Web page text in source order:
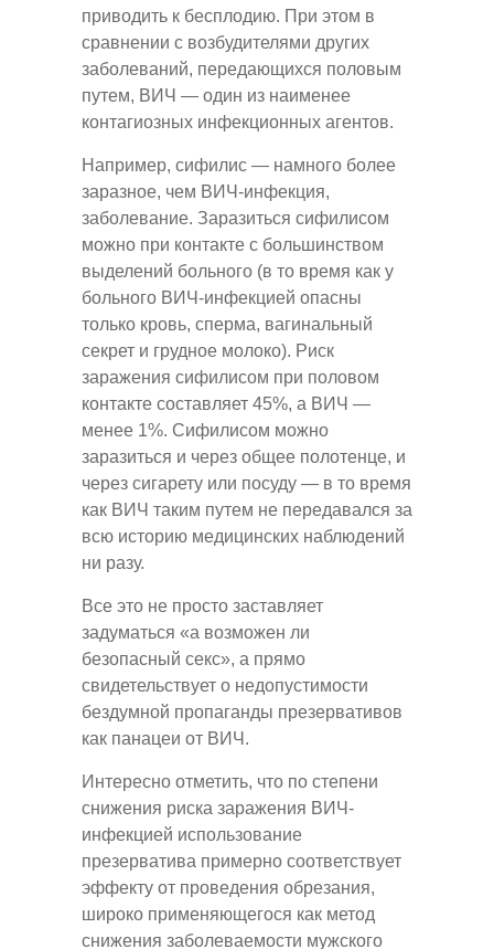
приводить к бесплодию. При этом в
сравнении с возбудителями других
заболеваний, передающихся половым
путем, ВИЧ — один из наименее
контагиозных инфекционных агентов.
Например, сифилис — намного более
заразное, чем ВИЧ-инфекция,
заболевание. Заразиться сифилисом
можно при контакте с большинством
выделений больного (в то время как у
больного ВИЧ-инфекцией опасны
только кровь, сперма, вагинальный
секрет и грудное молоко). Риск
заражения сифилисом при половом
контакте составляет 45%, а ВИЧ —
менее 1%. Сифилисом можно
заразиться и через общее полотенце, и
через сигарету или посуду — в то время
как ВИЧ таким путем не передавался за
всю историю медицинских наблюдений
ни разу.
Все это не просто заставляет
задуматься «а возможен ли
безопасный секс», а прямо
свидетельствует о недопустимости
бездумной пропаганды презервативов
как панацеи от ВИЧ.
Интересно отметить, что по степени
снижения риска заражения ВИЧ-
инфекцией использование
презерватива примерно соответствует
эффекту от проведения обрезания,
широко применяющегося как метод
снижения заболеваемости мужского